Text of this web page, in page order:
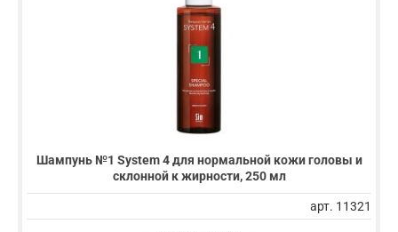
Шампунь №1 System 4 для нормальной кожи головы и
склонной к жирности, 250 мл
арт. 11321